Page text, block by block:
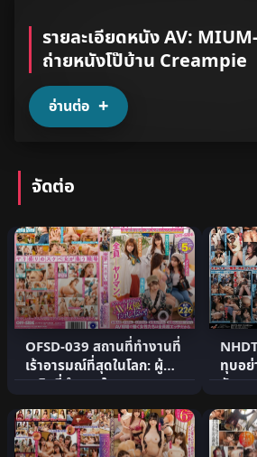
Other
รายละเอียดหนัง AV:
ถ่ายหนังโป๊บ้าน Creampie
อ่านต่อ
จัดต่อ
OFSD-039 สถานที่ทำงานที่
เร้าอารมณ์ที่สุดในโลก: ผู้
หญิงที่ทำงานในกอ.
ทุบอย่
อับอา